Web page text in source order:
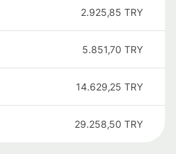
2.925,85 TRY
5.851,70 TRY
14.629,25 TRY
29.258,50 TRY